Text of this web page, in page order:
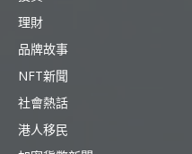
理財
品牌故事
NFT新聞
社會熱話
港人移民